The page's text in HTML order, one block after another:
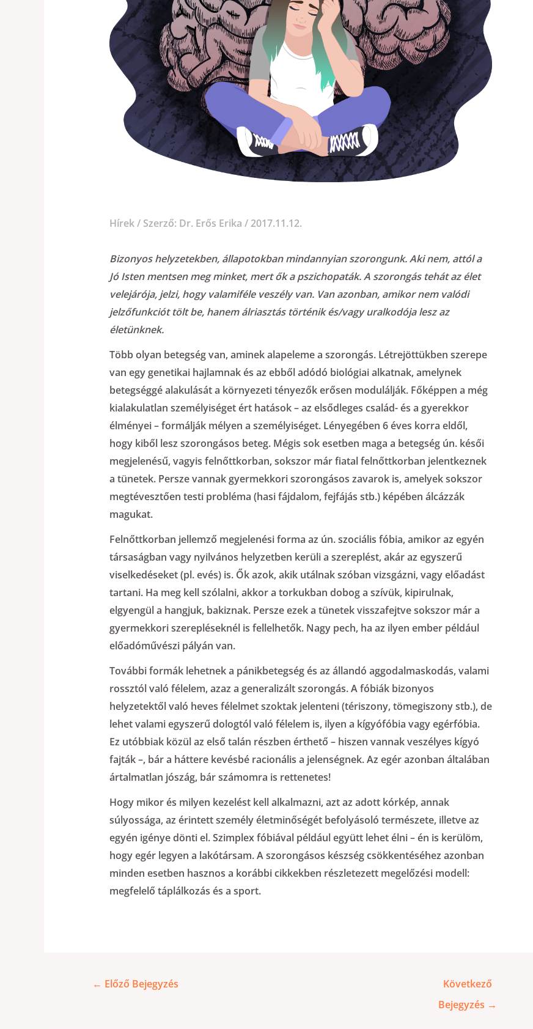
Hírek/ Szerző: Dr. Erős Erika /2017.11.12.
Bizonyos helyzetekben, állapotokban mindannyian szorongunk. Aki nem, attól a
Jó Isten mentsen meg minket, mert ők a pszichopaták. A szorongás tehát az élet
velejárója, jelzi, hogy valamiféle veszély van. Van azonban, amikor nem valódi
jelzőfunkciót tölt be, hanem álriasztás történik és/vagy uralkodója lesz az
életünknek.
Több olyan betegség van, aminek alapeleme a szorongás. Létrejöttükben szerepe
van egy genetikai hajlamnak és az ebből adódó biológiai alkatnak, amelynek
betegséggé alakulását a környezeti tényezők erősen modulálják. Főképpen a még
kialakulatlan személyiséget ért hatások – az elsődleges család- és a gyerekkor
élményei – formálják mélyen a személyiséget. Lényegében 6 éves korra eldől,
hogy kiből lesz szorongásos beteg. Mégis sok esetben maga a betegség ún. késői
megjelenésű, vagyis felnőttkorban, sokszor már fiatal felnőttkorban jelentkeznek
a tünetek. Persze vannak gyermekkori szorongásos zavarok is, amelyek sokszor
megtévesztően testi probléma (hasi fájdalom, fejfájás stb.) képében álcázzák
magukat.
Felnőttkorban jellemző megjelenési forma az ún. szociális fóbia, amikor az egyén
társaságban vagy nyilvános helyzetben kerüli a szereplést, akár az egyszerű
viselkedéseket (pl. evés) is. Ők azok, akik utálnak szóban vizsgázni, vagy előadást
tartani. Ha meg kell szólalni, akkor a torkukban dobog a szívük, kipirulnak,
elgyengül a hangjuk, bakiznak. Persze ezek a tünetek visszafejtve sokszor már a
gyermekkori szerepléseknél is fellelhetők. Nagy pech, ha az ilyen ember például
előadóművészi pályán van.
További formák lehetnek a pánikbetegség és az állandó aggodalmaskodás, valami
rossztól való félelem, azaz a generalizált szorongás. A fóbiák bizonyos
helyzetektől való heves félelmet szoktak jelenteni (tériszony, tömegiszony stb.), de
lehet valami egyszerű dologtól való félelem is, ilyen a kígyófóbia vagy egérfóbia.
Ez utóbbiak közül az első talán részben érthető – hiszen vannak veszélyes kígyó
fajták –, bár a háttere kevésbé racionális a jelenségnek. Az egér azonban általában
ártalmatlan jószág, bár számomra is rettenetes!
Hogy mikor és milyen kezelést kell alkalmazni, azt az adott kórkép, annak
súlyossága, az érintett személy életminőségét befolyásoló természete, illetve az
egyén igénye dönti el. Szimplex fóbiával például együtt lehet élni – én is kerülöm,
hogy egér legyen a lakótársam. A szorongásos készség csökkentéséhez azonban
minden esetben hasznos a korábbi cikkekben részletezett megelőzési modell:
megfelelő táplálkozás és a sport.
← Előző Bejegyzés
Következő
Bejegyzés →